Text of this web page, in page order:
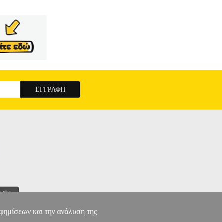
και την ανάλυση της